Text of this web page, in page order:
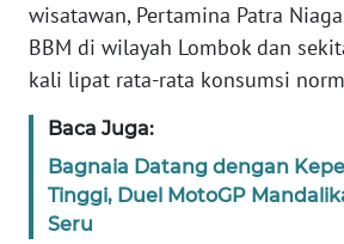
wisatawan, Pertamina Patra
BBM di wilayah Lombok dan
kali lipat rata-rata konsumsi
Baca Juga:
Bagnaia Datang dengan
Tinggi, Duel MotoGP
Seru
DISCLAIMER
News
WN
SUMUT